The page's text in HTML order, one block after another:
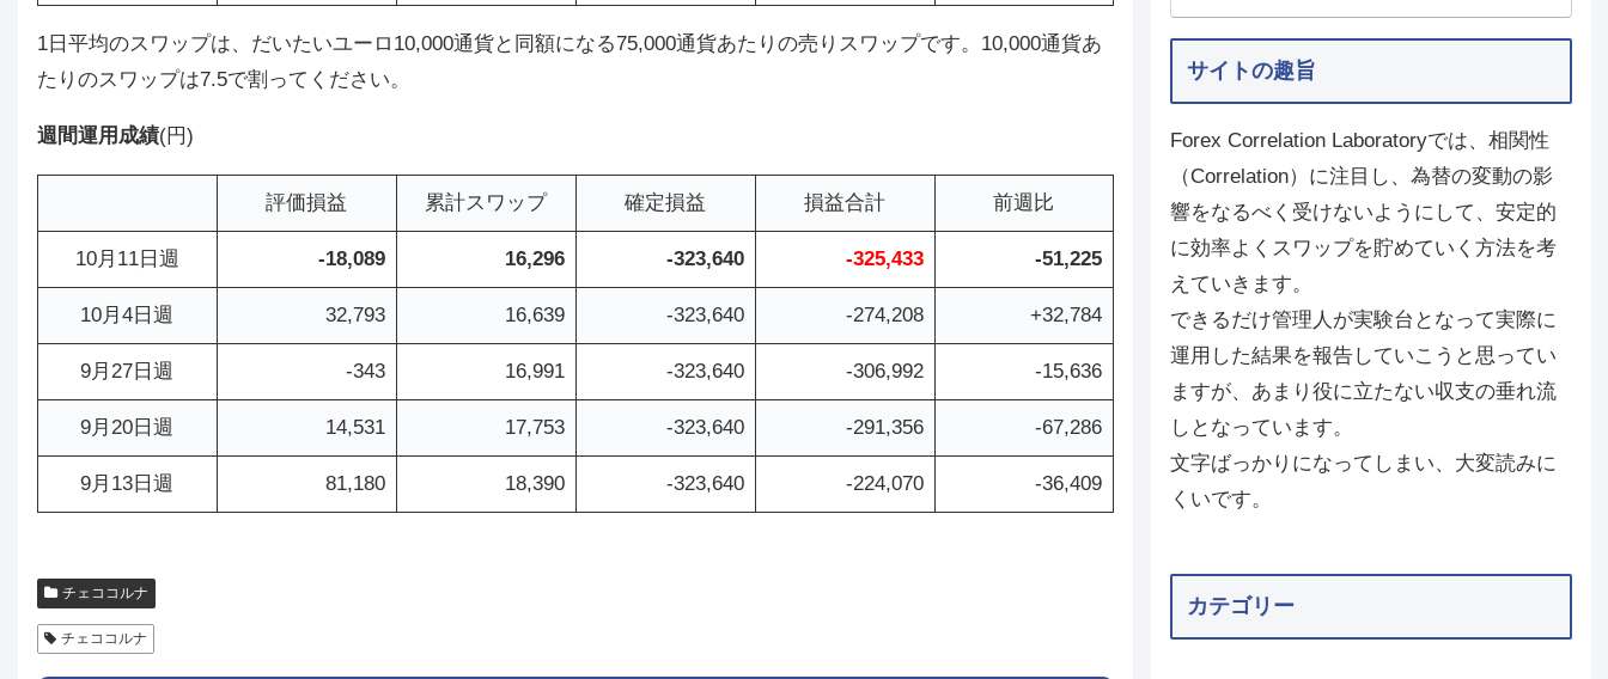
1日平均のスワップは、だいたいユーロ10,000通貨と同額になる75,000通貨あたりの売りスワップです。10,000通貨あ
たりのスワップは7.5で割ってください。
週間運用成績(円)
評価損益 累計スワップ 確定損益 損益合計 前週比
10月11日週 -18,089 16,296 -323,640 -325,433 -51,225
10月4日週 32,793 16,639 -323,640 -274,208 +32,784
9月27日週 -343 16,991 -323,640 -306,992 -15,636
9月20日週 14,531 17,753 -323,640 -291,356 -67,286
9月13日週 81,180 18,390 -323,640 -224,070 -36,409
チェココルナ
チェココルナ
サイトの趣旨
Forex Correlation Laboratoryでは、相関性
（Correlation）に注目し、為替の変動の影
響をなるべく受けないようにして、安定的
に効率よくスワップを貯めていく方法を考
えていきます。
できるだけ管理人が実験台となって実際に
運用した結果を報告していこうと思ってい
ますが、あまり役に立たない収支の垂れ流
しとなっています。
文字ばっかりになってしまい、大変読みに
くいです。
カテゴリー